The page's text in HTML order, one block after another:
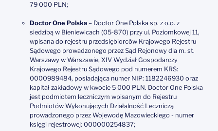
79 000 PLN;
Doctor One Polska – Doctor One Polska sp. z o.o. z
siedzibą w Bieniewicach (05-870) przy ul. Poziomkowej 11,
wpisana do rejestru przedsiębiorców Krajowego Rejestru
Sądowego prowadzonego przez Sąd Rejonowy dla m. st.
Warszawy w Warszawie, XIV Wydział Gospodarczy
Krajowego Rejestru Sądowego pod numerem KRS:
0000989484, posiadająca numer NIP: 1182246930 oraz
kapitał zakładowy w kwocie 5 000 PLN. Doctor One Polska
jest podmiotem leczniczym wpisanym do Rejestru
Podmiotów Wykonujących Działalność Leczniczą
prowadzonego przez Wojewodę Mazowieckiego - numer
księgi rejestrowej: 000000254837;